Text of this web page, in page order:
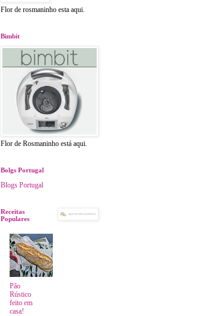
Flor de rosmaninho esta aqui.
Bimbit
Flor de Rosmaninho está aqui.
Bolgs Portugal
Blogs Portugal
Receitas
Populares
Pão
Rústico
feito em
casa!